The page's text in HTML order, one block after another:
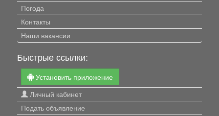
Погода
Контакты
Наши вакансии
Быстрые ссылки:
Установить приложение
Личный кабинет
Подать объявление